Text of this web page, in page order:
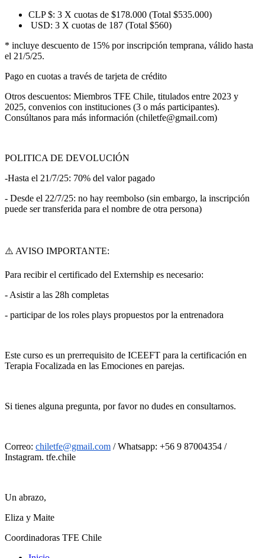
CLP $: 3 X cuotas de $178.000 (Total $535.000)
USD: 3 X cuotas de 187 (Total $560)
* incluye descuento de 15% por inscripción temprana, válido hasta
el 21/5/25.
Pago en cuotas a través de tarjeta de crédito
Otros descuentos: Miembros TFE Chile, titulados entre 2023 y
2025, convenios con instituciones (3 o más participantes).
Consúltanos para más información (chiletfe@gmail.com)
POLITICA DE DEVOLUCIÓN
-Hasta el 21/7/25: 70% del valor pagado
- Desde el 22/7/25: no hay reembolso (sin embargo, la inscripción
puede ser transferida para el nombre de otra persona)
⚠️ AVISO IMPORTANTE:
Para recibir el certificado del Externship es necesario:
- Asistir a las 28h completas
- participar de los roles plays propuestos por la entrenadora
Este curso es un prerrequisito de ICEEFT para la certificación en
Terapia Focalizada en las Emociones en parejas.
Si tienes alguna pregunta, por favor no dudes en consultarnos.
Correo: chiletfe@gmail.com / Whatsapp: +56 9 87004354 /
Instagram. tfe.chile
Un abrazo,
Eliza y Maite
Coordinadoras TFE Chile